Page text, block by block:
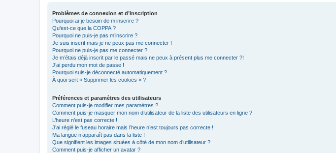
Problèmes de connexion et d’inscription
Pourquoi ai-je besoin de m’inscrire ?
Qu’est-ce que la COPPA ?
Pourquoi ne puis-je pas m’inscrire ?
Je suis inscrit mais je ne peux pas me connecter !
Pourquoi ne puis-je pas me connecter ?
Je m’étais déjà inscrit par le passé mais ne peux à présent plus me connecter ?!
J’ai perdu mon mot de passe !
Pourquoi suis-je déconnecté automatiquement ?
À quoi sert « Supprimer les cookies » ?
Préférences et paramètres des utilisateurs
Comment puis-je modifier mes paramètres ?
Comment puis-je masquer mon nom d’utilisateur de la liste des utilisateurs en ligne ?
L’heure n’est pas correcte !
J’ai réglé le fuseau horaire mais l’heure n’est toujours pas correcte !
Ma langue n’apparaît pas dans la liste !
Que signifient les images situées à côté de mon nom d’utilisateur ?
Comment puis-je afficher un avatar ?